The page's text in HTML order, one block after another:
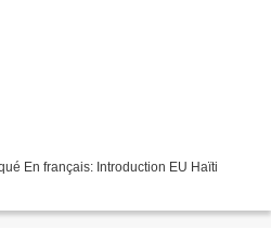
En français: Introduction EU Haïti